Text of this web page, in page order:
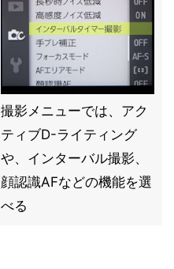
撮影メニューでは、アク
ティブD-ライティング
や、インターバル撮影、
顔認識AFなどの機能を選
べる